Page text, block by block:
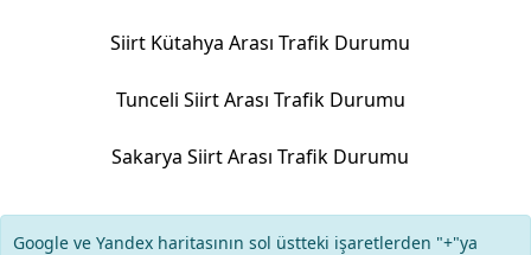
Siirt Kütahya Arası Trafik Durumu
Tunceli Siirt Arası Trafik Durumu
Sakarya Siirt Arası Trafik Durumu
Google ve Yandex haritasının sol üstteki işaretlerden "+"ya